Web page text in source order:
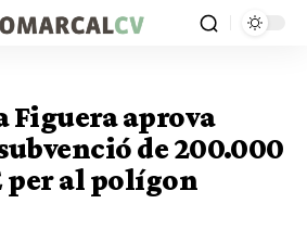
Figuera aprova
de 200.000
per al polígon